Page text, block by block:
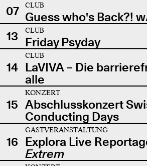
07
CLUB
Guess who's Back?!
13
CLUB
Friday Psyday
14
CLUB
LaVIVA – Die
alle
15
KONZERT
Abschlusskonzert
Conducting Days
16
GASTVERANSTALTUNG
Explora Live
Extrem